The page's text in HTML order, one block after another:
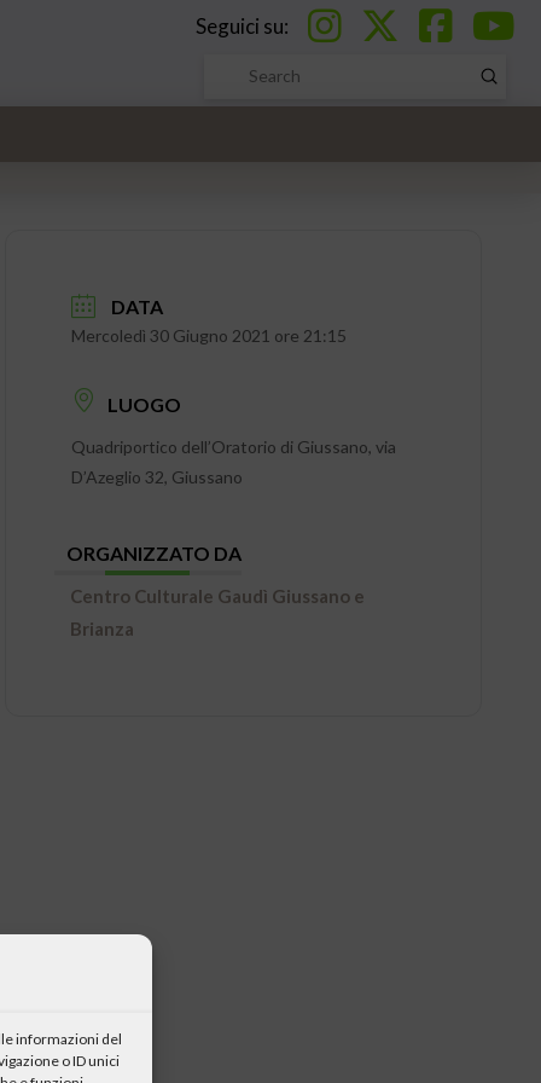
informazioni del
o ID unici
Seguici su:
Search
Submit
DATA
Mercoledì 30 Giugno 2021 ore 21:15
LUOGO
Quadriportico dell’Oratorio di Giussano, via
D’Azeglio 32, Giussano
ORGANIZZATO DA
Centro Culturale Gaudì Giussano e
Brianza